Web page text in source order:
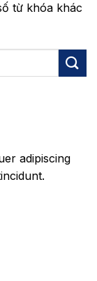
từ khóa khác
adipiscing